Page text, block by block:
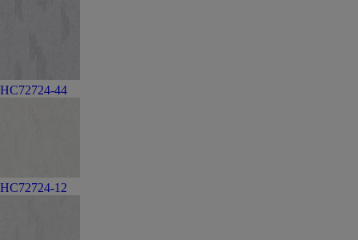
HC72724-44
HC72724-12